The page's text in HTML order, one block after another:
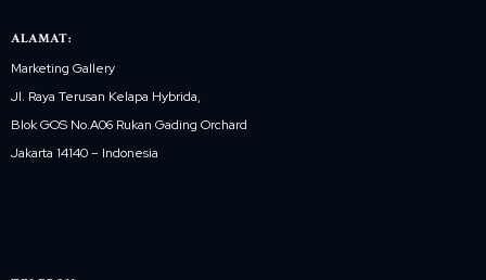
ALAMAT:
Marketing Gallery
Jl. Raya Terusan Kelapa Hybrida,
Blok GOS No.A06 Rukan Gading Orchard
Jakarta 14140 – Indonesia